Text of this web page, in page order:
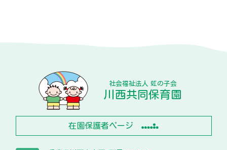
社会福祉法人 虹の子会
川西共同保育園
在園保護者ページ